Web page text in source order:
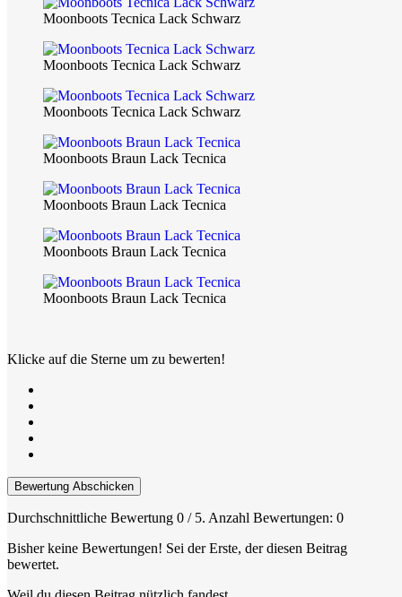
Moonboots Tecnica Lack Schwarz
Moonboots Tecnica Lack Schwarz
Moonboots Tecnica Lack Schwarz
Moonboots Braun Lack Tecnica
Moonboots Braun Lack Tecnica
Moonboots Braun Lack Tecnica
Moonboots Braun Lack Tecnica
Klicke auf die Sterne um zu bewerten!
Bewertung Abschicken
Durchschnittliche Bewertung 0 / 5. Anzahl Bewertungen: 0
Bisher keine Bewertungen! Sei der Erste, der diesen Beitrag
bewertet.